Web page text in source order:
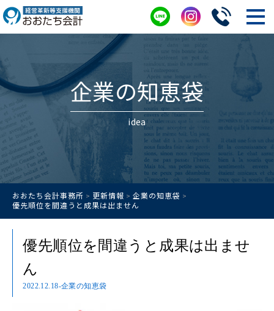
企業の知恵袋
idea
おおたち会計事務所 > 更新情報 > 企業の知恵袋 >
優先順位を間違うと成果は出ません
優先順位を間違うと成果は出ませ
ん
2022.12.18-企業の知恵袋